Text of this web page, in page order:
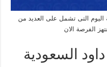
التى تشمل على العديد من
الفرصة الان
السعودية